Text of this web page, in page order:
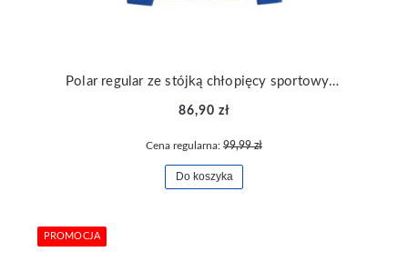
Polar regular ze stójką chłopięcy sportowy 4F TFLEM413-36S
86,90 zł
Cena regularna: 99,99 zł
Do koszyka
PROMOCJA